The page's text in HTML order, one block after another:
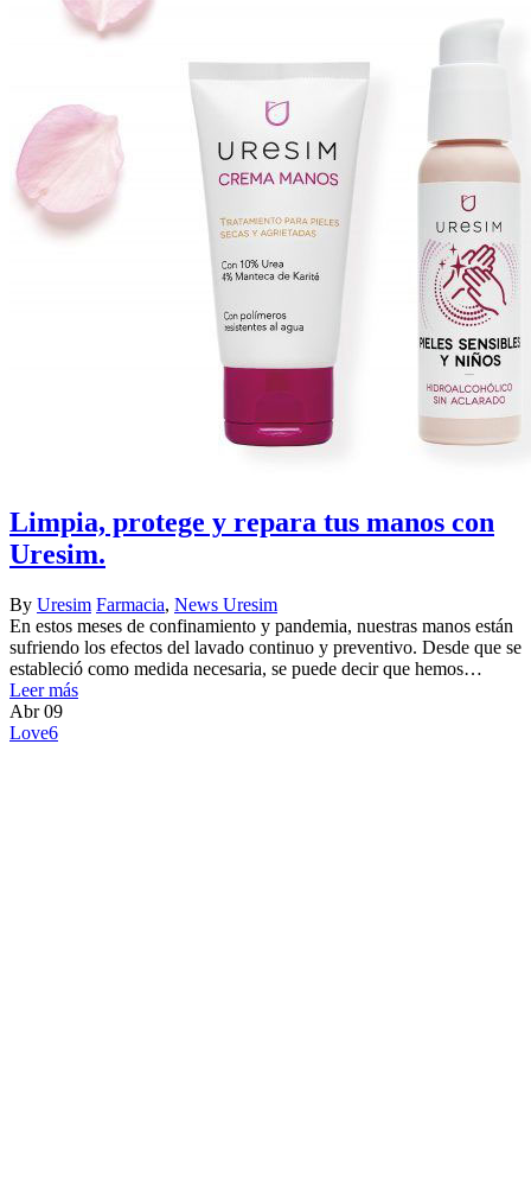
Limpia, protege y repara tus manos con
Uresim.
By Uresim Farmacia, News Uresim
En estos meses de confinamiento y pandemia, nuestras manos están
sufriendo los efectos del lavado continuo y preventivo. Desde que se
estableció como medida necesaria, se puede decir que hemos…
Leer más
Abr 09
Love6